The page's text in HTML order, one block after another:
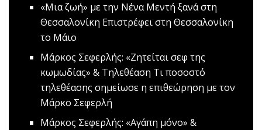
«Μια ζωή» με την Νένα Μεντή ξανά στη
Θεσσαλονίκη Επιστρέφει στη Θεσσαλονίκη
το Μάιο
Μάρκος Σεφερλής: «Ζητείται σεφ της
κωμωδίας» & Τηλεθέαση Τι ποσοστό
τηλεθέασης σημείωσε η επιθεώρηση με τον
Μάρκο Σεφερλή
Mάρκος Σεφερλής: «Αγάπη μόνο» &